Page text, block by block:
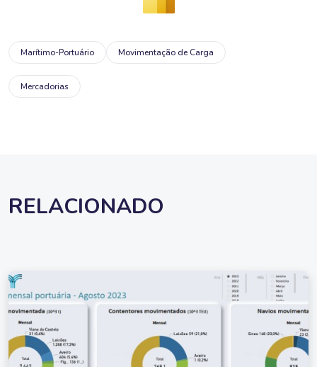
Marítimo-Portuário Movimentação de Carga
Mercadorias
RELACIONADO